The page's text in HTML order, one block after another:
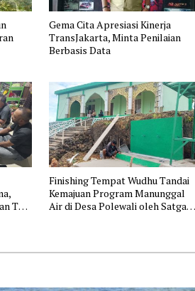
Gema Cita Apresiasi Kinerja
TransJakarta, Minta Penilaian
Berbasis Data
TNI
Finishing Tempat Wudhu Tandai
Kemajuan Program Manunggal
Air di Desa Polewali oleh Satgas